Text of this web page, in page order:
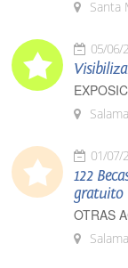
Santa
05/06/
01/07/
122
gratuito
OTRAS